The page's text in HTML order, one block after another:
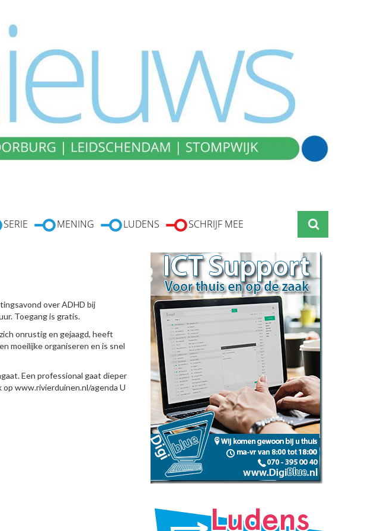
SERIE MENING LUDENS SCHRIJF MEE
over ADHD bij
Toegang is gratis.
onrustig en gejaagd, heeft
moeilijke organiseren en is snel
Een professional gaat dieper
www.rivierduinen.nl/agenda U